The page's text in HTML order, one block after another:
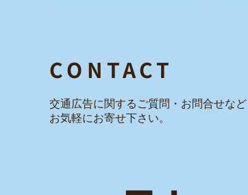
CONTACT
交通広告に関するご質問・お問合せなど
お気軽にお寄せ下さい。